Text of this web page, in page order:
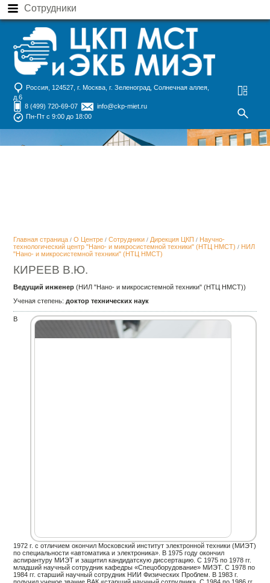
Сотрудники
Россия, 124527, г. Москва, г. Зеленоград, Солнечная аллея,
д.6
8 (499) 720-69-07
info@ckp-miet.ru
Пн-Пт с 9:00 до 18:00
Главная страница /О Центре /Сотрудники / Дирекция ЦКП / Научно-
технологический центр "Нано- и микросистемной техники" (НТЦ НМСТ) / НИЛ
"Нано- и микросистемной техники" (НТЦ НМСТ)
КИРЕЕВ В.Ю.
Ведущий инженер (НИЛ "Нано- и микросистемной техники" (НТЦ НМСТ))
Ученая степень: доктор технических наук
В
1972 г. с отличием окончил Московский институт электронной техники (МИЭТ)
по специальности «автоматика и электроника». В 1975 году окончил
аспирантуру МИЭТ и защитил кандидатскую диссертацию. С 1975 по 1978 гг.
младший научный сотрудник кафедры «Спецоборудование» МИЭТ. С 1978 по
1984 гг. старший научный сотрудник НИИ Физических Проблем. В 1983 г.